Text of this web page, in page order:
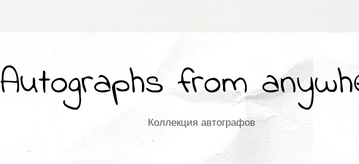
Autographs from
Коллекция автографов